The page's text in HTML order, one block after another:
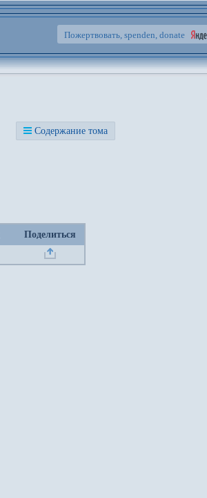
Пожертвовать, spenden, donate
Содержание тома
Поделиться